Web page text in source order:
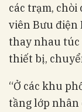
các trạm,
viên Bưu điện
thay nhau túc
thiết bị,
“Ở các khu
tầng lớp nhân